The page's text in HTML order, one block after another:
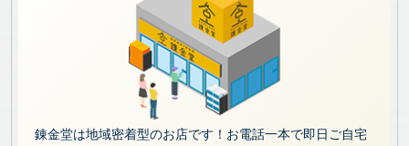
錬金堂は地域密着型のお店です！お電話一本で即日ご自宅